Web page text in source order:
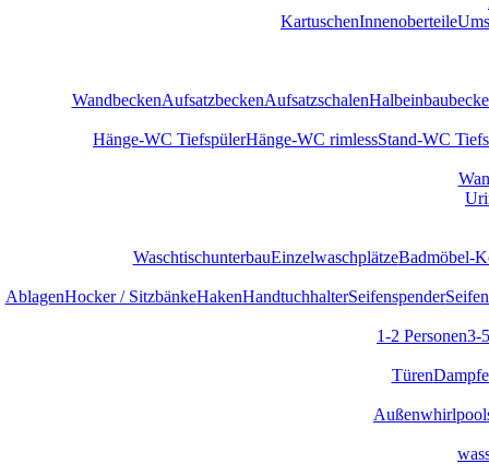
KartuschenInnenoberteile
WandbeckenAufsatzbeckenAufsatzschalen
Hänge-WC TiefspülerHänge-WC rimlessStand-WC
WaschtischunterbauEinzelwaschplätzeBadmöbel-
AblagenHocker / SitzbänkeHakenHandtuchhalterSeifenspender
1-2 Personen3-
Türen